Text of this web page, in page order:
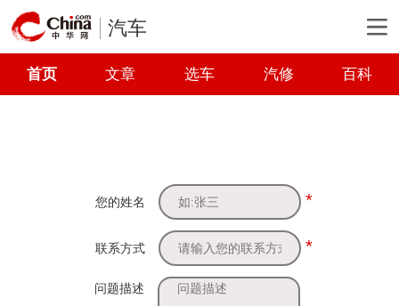
汽车
首页 文章 选车 汽修 百科
您的姓名 *
联系方式 *
问题描述